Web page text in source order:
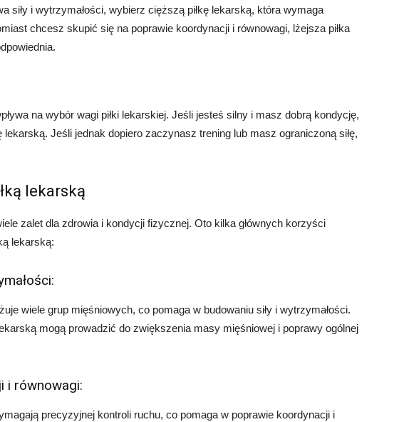
siły i wytrzymałości, wybierz cięższą piłkę lekarską, która wymaga
chcesz skupić się na poprawie koordynacji i równowagi, lżejsza piłka
na wybór wagi piłki lekarskiej. Jeśli jesteś silny i masz dobrą kondycję,
Jeśli jednak dopiero zaczynasz trening lub masz ograniczoną siłę,
lekarską
zalet dla zdrowia i kondycji fizycznej. Oto kilka głównych korzyści
lekarską:
wiele grup mięśniowych, co pomaga w budowaniu siły i wytrzymałości.
mogą prowadzić do zwiększenia masy mięśniowej i poprawy ogólnej
i równowagi:
precyzyjnej kontroli ruchu, co pomaga w poprawie koordynacji i